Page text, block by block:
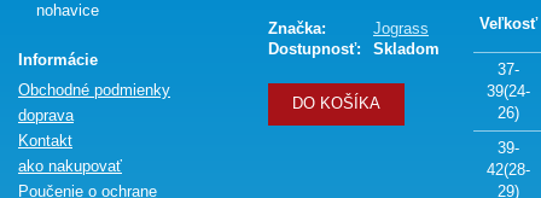
nohavice
Informácie
Obchodné podmienky
doprava
Kontakt
ako nakupovať
Poučenie o ochrane
Značka:
Jograss
Dostupnosť:
Skladom
DO KOŠÍKA
Veľkosť
37-
39(24-
26)
39-
42(28-
29)